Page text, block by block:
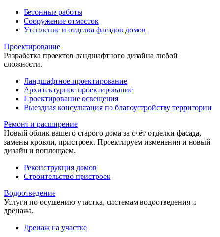
Бетонные работы
Сооружение отмосток
Утепление и отделка фасадов домов
Проектирование
Разработка проектов ландшафтного дизайна любой
сложности.
Ландшафтное проектирование
Архитектурное проектирование
Проектирование освещения
Выездная консультация по благоустройству территории
Ремонт и расширение
Новый облик вашего старого дома за счёт отделки фасада,
замены кровли, пристроек. Проектируем изменения и новый
дизайн и воплощаем.
Реконструкция домов
Строительство пристроек
Водоотведение
Услуги по осушению участка, системам водоотведения и
дренажа.
Дренаж на участке